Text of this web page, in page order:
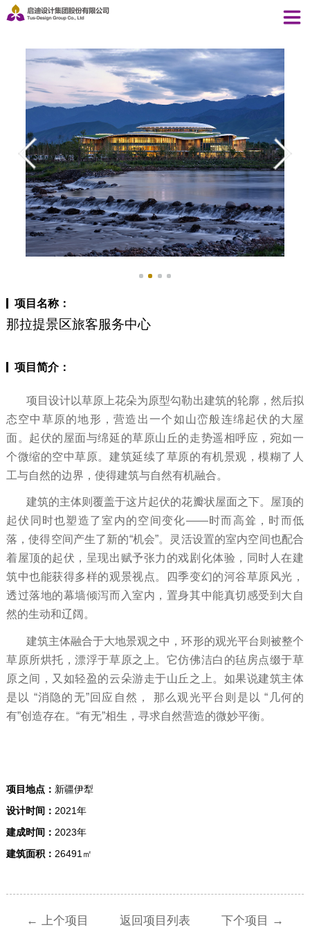
项目名称：
那拉提景区旅客服务中心
项目简介：
项目设计以草原上花朵为原型勾勒出建筑的轮廓，然后拟
态空中草原的地形，营造出一个如山峦般连绵起伏的大屋
面。起伏的屋面与绵延的草原山丘的走势遥相呼应，宛如一
个微缩的空中草原。建筑延续了草原的有机景观，模糊了人
工与自然的边界，使得建筑与自然有机融合。
建筑的主体则覆盖于这片起伏的花瓣状屋面之下。屋顶的
起伏同时也塑造了室内的空间变化——时而高耸，时而低
落，使得空间产生了新的“机会”。灵活设置的室内空间也配合
着屋顶的起伏，呈现出赋予张力的戏剧化体验，同时人在建
筑中也能获得多样的观景视点。四季变幻的河谷草原风光，
透过落地的幕墙倾泻而入室内，置身其中能真切感受到大自
然的生动和辽阔。
建筑主体融合于大地景观之中，环形的观光平台则被整个
草原所烘托，漂浮于草原之上。它仿佛洁白的毡房点缀于草
原之间，又如轻盈的云朵游走于山丘之上。如果说建筑主体
是以 “消隐的无”回应自然， 那么观光平台则是以 “几何的
有”创造存在。“有无”相生，寻求自然营造的微妙平衡。
项目地点： 新疆伊犁
设计时间： 2021年
建成时间： 2023年
建筑面积： 26491㎡
← 上个项目 返回项目列表 下个项目 →